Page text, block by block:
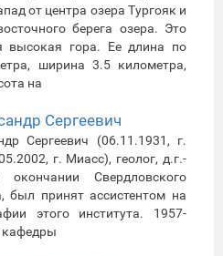
от центра озера Тургояк и
берега озера. Это
высокая гора. Ее длина по
ширина 3.5 километра,
на
Сергеевич
Сергеевич (06.11.1931, г.
г. Миасс), геолог, д.г.-
Свердловского
был принят ассистентом на
этого института. 1957-
кафедры